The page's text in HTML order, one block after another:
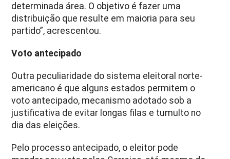
determinada área. O objetivo é fazer uma
distribuição que resulte em maioria para seu
partido”, acrescentou.
Voto antecipado
Outra peculiaridade do sistema eleitoral norte-
americano é que alguns estados permitem o
voto antecipado, mecanismo adotado sob a
justificativa de evitar longas filas e tumulto no
dia das eleições.
Pelo processo antecipado, o eleitor pode